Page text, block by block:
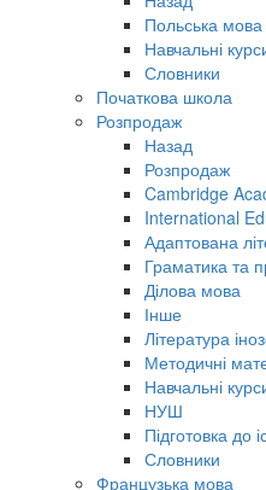
Польська мова
Навчальні
Словники
Початкова школа
Розпродаж
Назад
Розпродаж
Cambridge
International
Адаптована
Граматика та
Ділова мова
Інше
Література
Методичні
Навчальні
НУШ
Підготовка до
Словники
Французька мова